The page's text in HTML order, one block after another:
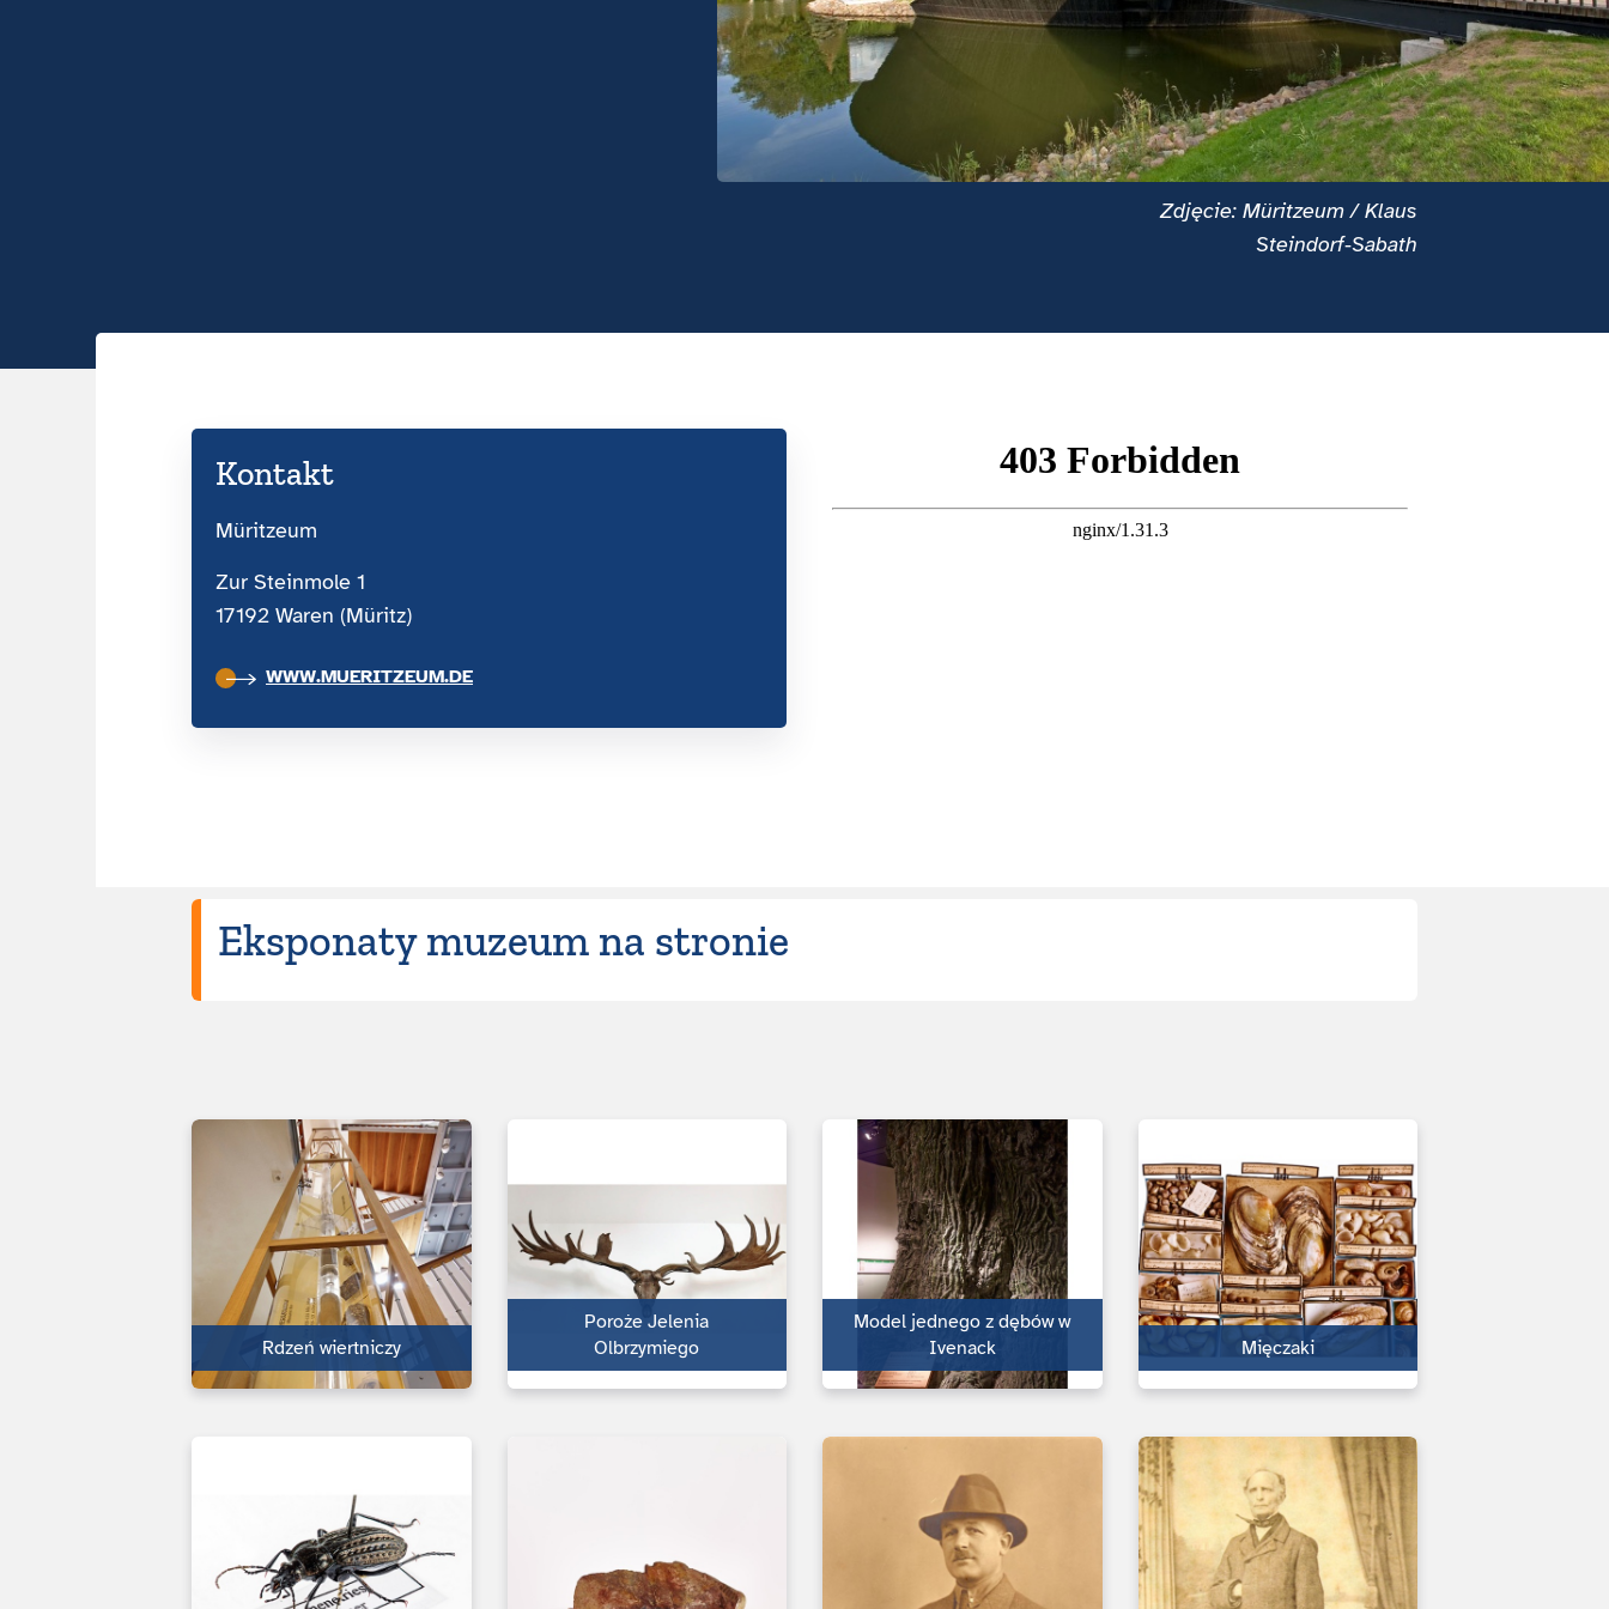
Zdjęcie: Müritzeum / Klaus
Steindorf‑Sabath
Kontakt
Müritzeum
Zur Steinmole 1
17192 Waren (Müritz)
WWW.MUERITZEUM.DE
Eksponaty muzeum na stronie
Rdzeń wiertniczy
Poroże Jelenia
Olbrzymiego
Model jednego z dębów w
Ivenack
Mięczaki